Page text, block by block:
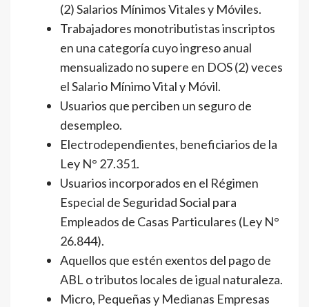
(2) Salarios Mínimos Vitales y Móviles.
Trabajadores monotributistas inscriptos
en una categoría cuyo ingreso anual
mensualizado no supere en DOS (2) veces
el Salario Mínimo Vital y Móvil.
Usuarios que perciben un seguro de
desempleo.
Electrodependientes, beneficiarios de la
Ley N° 27.351.
Usuarios incorporados en el Régimen
Especial de Seguridad Social para
Empleados de Casas Particulares (Ley N°
26.844).
Aquellos que estén exentos del pago de
ABL o tributos locales de igual naturaleza.
Micro, Pequeñas y Medianas Empresas